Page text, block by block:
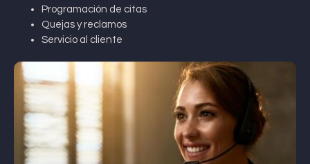
Programación de citas
Quejas y reclamos
Servicio al cliente